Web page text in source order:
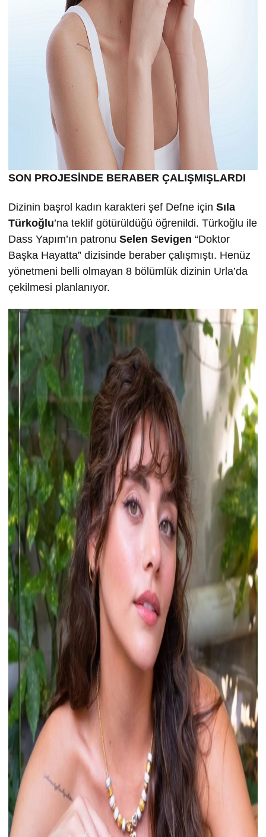
SON PROJESİNDE BERABER ÇALIŞMIŞLARDI
Dizinin başrol kadın karakteri şef Defne için Sıla
Türkoğlu’na teklif götürüldüğü öğrenildi. Türkoğlu ile
Dass Yapım’ın patronu Selen Sevigen “Doktor
Başka Hayatta” dizisinde beraber çalışmıştı. Henüz
yönetmeni belli olmayan 8 bölümlük dizinin Urla’da
çekilmesi planlanıyor.